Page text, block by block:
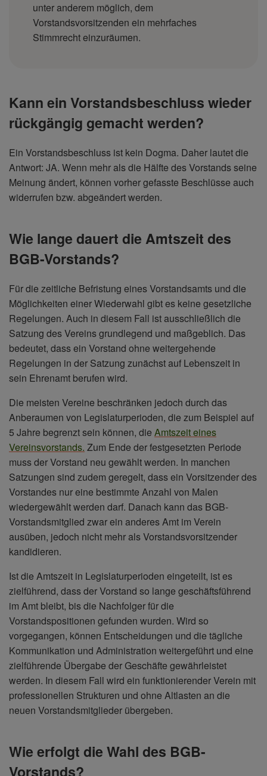
unter anderem möglich, dem
Vorstandsvorsitzenden ein mehrfaches
Stimmrecht einzuräumen.
Kann ein Vorstandsbeschluss wieder
rückgängig gemacht werden?
Ein Vorstandsbeschluss ist kein Dogma. Daher lautet die
Antwort: JA. Wenn mehr als die Hälfte des Vorstands seine
Meinung ändert, können vorher gefasste Beschlüsse auch
widerrufen bzw. abgeändert werden.
Wie lange dauert die Amtszeit des
BGB-Vorstands?
Für die zeitliche Befristung eines Vorstandsamts und die
Möglichkeiten einer Wiederwahl gibt es keine gesetzliche
Regelungen. Auch in diesem Fall ist ausschließlich die
Satzung des Vereins grundlegend und maßgeblich. Das
bedeutet, dass ein Vorstand ohne weitergehende
Regelungen in der Satzung zunächst auf Lebenszeit in
sein Ehrenamt berufen wird.
Die meisten Vereine beschränken jedoch durch das
Anberaumen von Legislaturperioden, die zum Beispiel auf
5 Jahre begrenzt sein können, die Amtszeit eines
Vereinsvorstands. Zum Ende der festgesetzten Periode
muss der Vorstand neu gewählt werden. In manchen
Satzungen sind zudem geregelt, dass ein Vorsitzender des
Vorstandes nur eine bestimmte Anzahl von Malen
wiedergewählt werden darf. Danach kann das BGB-
Vorstandsmitglied zwar ein anderes Amt im Verein
ausüben, jedoch nicht mehr als Vorstandsvorsitzender
kandidieren.
Ist die Amtszeit in Legislaturperioden eingeteilt, ist es
zielführend, dass der Vorstand so lange geschäftsführend
im Amt bleibt, bis die Nachfolger für die
Vorstandspositionen gefunden wurden. Wird so
vorgegangen, können Entscheidungen und die tägliche
Kommunikation und Administration weitergeführt und eine
zielführende Übergabe der Geschäfte gewährleistet
werden. In diesem Fall wird ein funktionierender Verein mit
professionellen Strukturen und ohne Altlasten an die
neuen Vorstandsmitglieder übergeben.
Wie erfolgt die Wahl des BGB-
Vorstands?